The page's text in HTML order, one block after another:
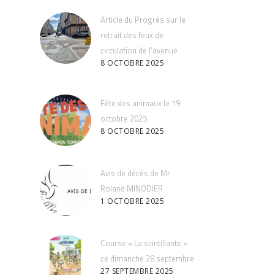
Article du Progrès sur le
retrait des feux de
circulation de l’avenue
8 OCTOBRE 2025
Fête des animaux le 19
octobre 2025
8 OCTOBRE 2025
Avis de décès de Mr
Roland MINODIER
1 OCTOBRE 2025
Course « La scintillante »
ce dimanche 28 septembre
27 SEPTEMBRE 2025